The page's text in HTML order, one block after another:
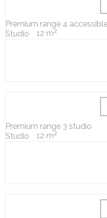
Premium range 4
Studio
12 m2
Premium range 3 studio
Studio
12 m2